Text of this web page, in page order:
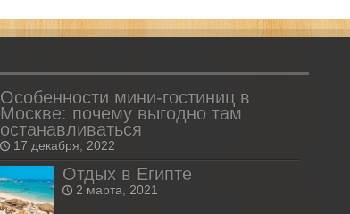
Особенности мини-гостиниц в
Москве: почему выгодно там
останавливаться
17 декабря, 2022
Отдых в Египте
2 марта, 2021